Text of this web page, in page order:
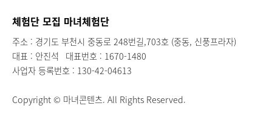
체험단 모집 마녀체험단
주소 : 경기도 부천시 중동로 248번길,703호 (중동, 신풍프라자)
대표 : 안진석 대표번호 : 1670-1480
사업자 등록번호 : 130-42-04613
Copyright © 마녀콘텐츠. All Rights Reserved.